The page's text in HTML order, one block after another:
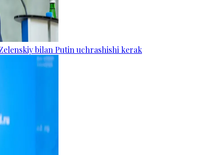
bilan Putin uchrashishi kerak